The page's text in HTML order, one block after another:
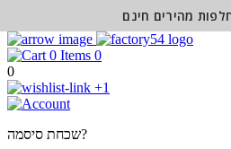
0
0
+1
שכחת סיסמה?
מהירים חינם